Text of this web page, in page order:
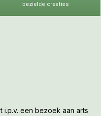
bezielde creaties
i.p.v. een bezoek aan arts